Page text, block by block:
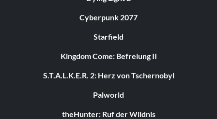
Cyberpunk 2077
Starfield
Kingdom Come: Befreiung II
S.T.A.L.K.E.R. 2: Herz von Tschernobyl
Palworld
theHunter: Ruf der Wildnis